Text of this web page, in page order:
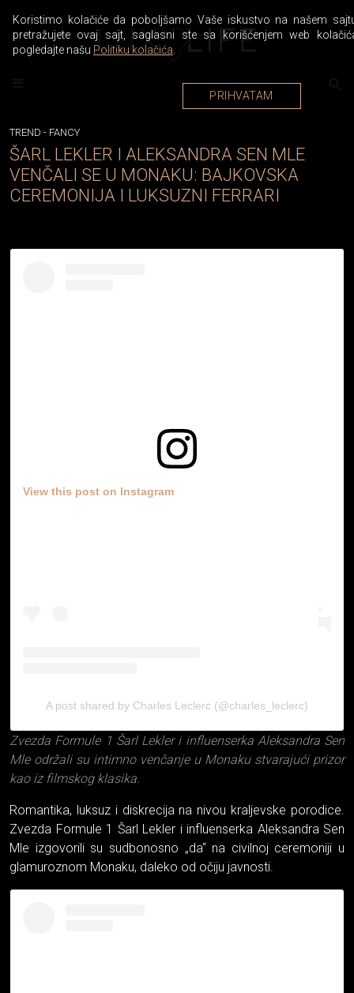
TREND - FANCY
ŠARL LEKLER I ALEKSANDRA SEN MLE
VENČALI SE U MONAKU: BAJKOVSKA
CEREMONIJA I LUKSUZNI FERRARI
View this post on Instagram
A post shared by Charles Leclerc (@charles_leclerc)
Zvezda Formule 1 Šarl Lekler i influenserka Aleksandra Sen
Mle održali su intimno venčanje u Monaku stvarajući prizor
kao iz filmskog klasika.
Romantika, luksuz i diskrecija na nivou kraljevske porodice.
Zvezda Formule 1 Šarl Lekler i influenserka Aleksandra Sen
Mle izgovorili su sudbonosno „da“ na civilnoj ceremoniji u
glamuroznom Monaku, daleko od očiju javnosti.
Koristimo kolačiće da poboljšamo Vaše iskustvo na našem
pretražujete ovaj sajt, saglasni ste sa korišćenjem web
pogledajte našu Politiku kolačića
PRIHVATAM